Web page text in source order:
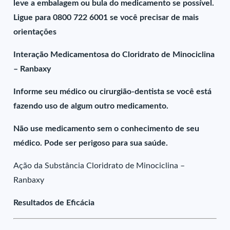
leve a embalagem ou bula do medicamento se possível.
Ligue para 0800 722 6001 se você precisar de mais
orientações
Interação Medicamentosa do Cloridrato de Minociclina
– Ranbaxy
Informe seu médico ou cirurgião-dentista se você está
fazendo uso de algum outro medicamento.
Não use medicamento sem o conhecimento de seu
médico. Pode ser perigoso para sua saúde.
Ação da Substância Cloridrato de Minociclina –
Ranbaxy
Resultados de Eficácia